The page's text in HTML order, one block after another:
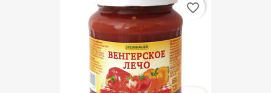
favorite_border